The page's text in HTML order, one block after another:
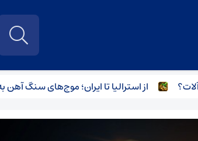
از استرالیا تا ایران؛ موج‌های سنگ آهن به